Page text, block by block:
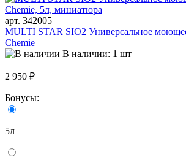
арт. 342005
MULTI STAR SIO2 Универсальное
Chemie
В наличии: 1 шт
2 950 ₽
Бонусы:
5л